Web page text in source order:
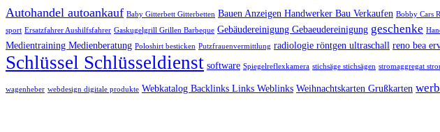
Autohandel autoankauf Baby Gitterbett Gitterbetten Bauen Anzeigen Handwerker Bau Verkaufen Bobby Cars
sport Ersatzfahrer Aushilfsfahrer Gaskugelgrill Grillen Barbeque Gebäudereinigung Gebaeudereinigung geschenke
Medientraining Medienberatung Poloshirt besticken Putzfrauenvermittlung radiologie röntgen ultraschall reno bea
Schlüssel Schlüsseldienst software Spiegelreflexkamera stichsäge stichsägen stromaggregat
wagenheber webdesign digitale produkte Webkatalog Backlinks Links Weblinks Weihnachtskarten Grußkarten